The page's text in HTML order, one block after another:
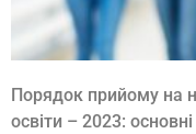
Порядок прийому на
освіти – 2023: основні